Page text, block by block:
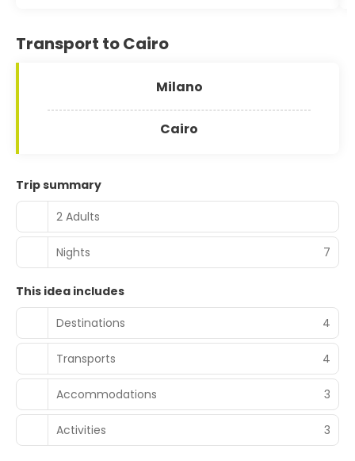
Transport to Cairo
Milano
Cairo
Trip summary
2 Adults
Nights 7
This idea includes
Destinations
4
Transports 4
Accommodations 3
Activities 3